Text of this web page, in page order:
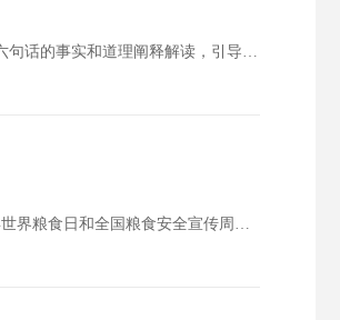
为持续巩固深入贯彻中央八项规定精神学习教育成果，进一步深化感党恩、听党话、跟党走群众教育，加强六句话的事实和道理阐释解读，引导广大青年将其内化于心、外化于行。近日，锡林郭勒盟青年讲师团以理论宣讲+政策解读模式开展感党恩、听党话、跟党走宣讲走…
为深入学习贯彻习近平生态文明思想，落实国家粮食和物资储备局、共青团中央等6部委关于组织开展2025年世界粮食日和全国粮食安全宣传周活动的部署，引领广大青少年积极践行生态文明理念,增强节约粮食与粮食安全意识,助力五大任务和六个行动落地见效，1…